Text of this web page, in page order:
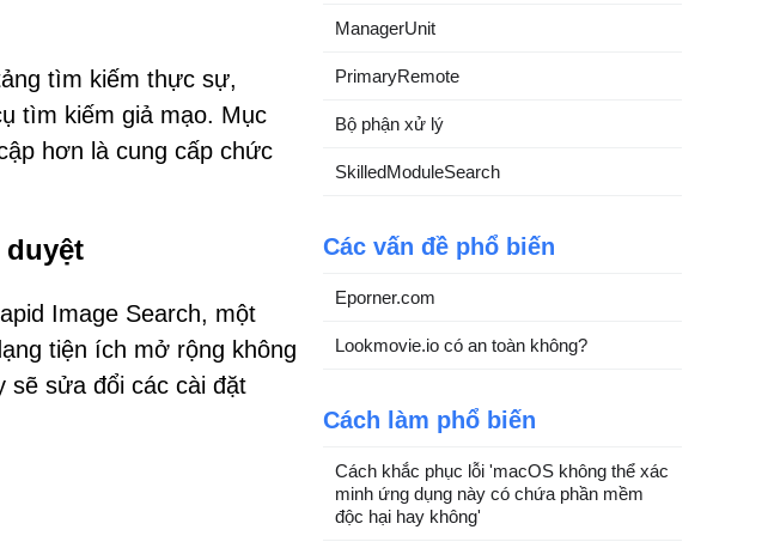
tìm kiếm thực sự,
tìm kiếm giả mạo. Mục
hơn là cung cấp chức
Image Search, một
tiện ích mở rộng không
sẽ sửa đổi các cài đặt
ManagerUnit
PrimaryRemote
Bộ phận xử lý
SkilledModuleSearch
Các vấn đề phổ biến
Eporner.com
Lookmovie.io có an toàn không?
Cách làm phổ biến
Cách khắc phục lỗi 'macOS không thể xác
minh ứng dụng này có chứa phần mềm
độc hại hay không'